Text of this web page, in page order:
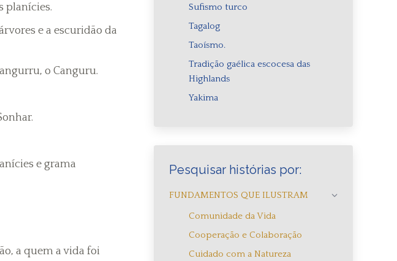
planícies.
e a escuridão da
o Canguru.
e grama
a quem a vida foi
Sufismo turco
Tagalog
Taoísmo.
Tradição gaélica escocesa das
Highlands
Yakima
Pesquisar histórias por:
FUNDAMENTOS QUE ILUSTRAM
Comunidade da Vida
Cooperação e Colaboração
Cuidado com a Natureza